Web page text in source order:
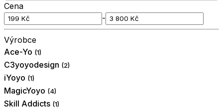
Cena
-
Výrobce
Ace-Yo (1)
C3yoyodesign (2)
iYoyo (1)
MagicYoyo (4)
Skill Addicts (1)